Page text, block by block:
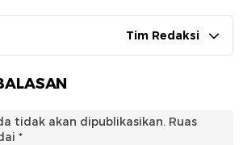
Tim Redaksi
tidak akan dipublikasikan. Ruas
*